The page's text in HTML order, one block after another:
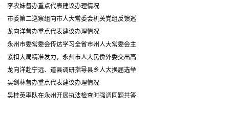
相关法律法规执法检查
情况汇报
市人大代表小组主题活动
李农妹督办重点代表建议办理情况
市委第二巡察组向市人大常委会机关党组反馈巡
察情况
龙向洋督办重点代表建议办理情况
永州市委常委会传达学习全省市州人大常委会主
要负责同志座谈会有关精神 专题听取省人大常委会
执法检查组到永州开展大气污染防治相关法律法规
执法检查情况汇报
紧扣大局精准发力，永州市人大民侨外委交出高
质量履职答卷
龙向洋赴宁远、道县调研指导县乡人大换届选举
并督导安全生产工作
吴剑林督办重点代表建议办理情况
吴桂英率队在永州开展执法检查时强调同题共答